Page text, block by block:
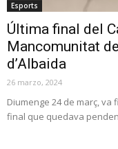
Esports
Última final del
Mancomunitat
d’Albaida
26 marzo, 2024
Diumenge 24 de març, va
final que quedava